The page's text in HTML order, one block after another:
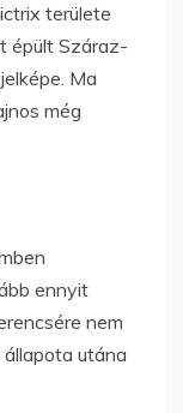
területe
épült Száraz-
Ma
még
ennyit
nem
utána